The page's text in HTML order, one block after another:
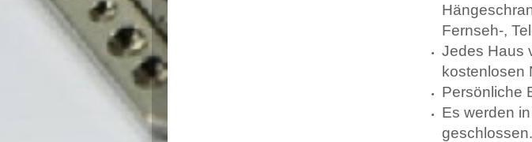
Fernseh-,
Jedes Haus
kostenlosen
Persönliche
Es werden
geschlossen.